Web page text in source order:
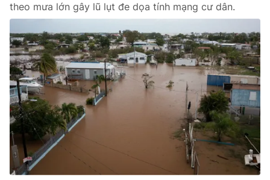
theo mưa lớn gây lũ lụt đe dọa tính mạng cư dân.